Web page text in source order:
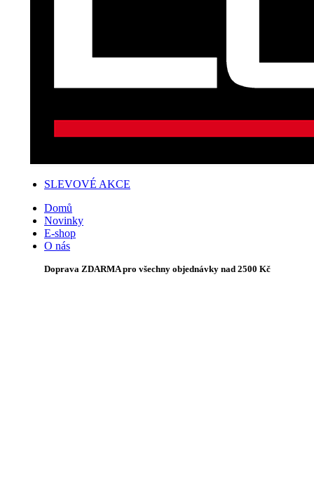
SLEVOVÉ AKCE
Domů
Novinky
E-shop
O nás
Doprava ZDARMA pro všechny objednávky nad 2500 Kč